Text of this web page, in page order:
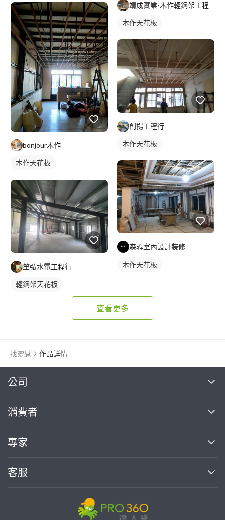
bonjour木作
木作天花板
笙弘水電工程行
輕鋼架天花板
靖成實業-木作輕鋼架工程
木作天花板
創揚工程行
木作天花板
森孨室內設計裝修
木作天花板
查看更多
找靈感 作品詳情
公司
關於我們
部落格
加入我們
消費者
買服務
熱門服務
專家
案件中心
客服
繼續完成